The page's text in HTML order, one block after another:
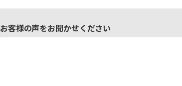
お客様の声をお聞かせください